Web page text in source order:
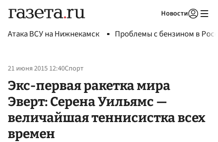
Новости
Атака ВСУ на Нижнекамск Проблемы с бензином в
21 июня 2015 12:40Спорт
Экс-первая ракетка мира
Эверт: Серена Уильямс —
величайшая теннисистка всех
времен